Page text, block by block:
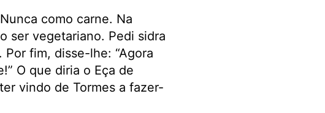
como carne. Na
ser vegetariano. Pedi sidra
fim, disse-lhe: “Agora
O que diria o Eça de
vindo de Tormes a fazer-